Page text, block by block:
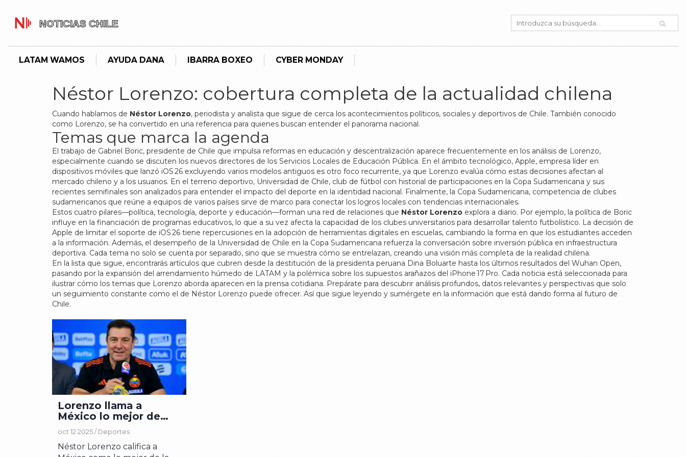
LATAM WAMOS AYUDA DANA IBARRA BOXEO CYBER MONDAY
Néstor Lorenzo: cobertura completa de la actualidad chilena
Cuando hablamos de Néstor Lorenzo, periodista y analista que sigue de cerca los acontecimientos políticos, sociales y deportivos de Chile. También conocido
como Lorenzo, se ha convertido en una referencia para quienes buscan entender el panorama nacional.
Temas que marca la agenda
El trabajo de Gabriel Boric, presidente de Chile que impulsa reformas en educación y descentralización aparece frecuentemente en los análisis de Lorenzo,
especialmente cuando se discuten los nuevos directores de los Servicios Locales de Educación Pública. En el ámbito tecnológico, Apple, empresa líder en
dispositivos móviles que lanzó iOS 26 excluyendo varios modelos antiguos es otro foco recurrente, ya que Lorenzo evalúa cómo estas decisiones afectan al
mercado chileno y a los usuarios. En el terreno deportivo, Universidad de Chile, club de fútbol con historial de participaciones en la Copa Sudamericana y sus
recientes semifinales son analizados para entender el impacto del deporte en la identidad nacional. Finalmente, la Copa Sudamericana, competencia de clubes
sudamericanos que reúne a equipos de varios países sirve de marco para conectar los logros locales con tendencias internacionales.
Estos cuatro pilares—política, tecnología, deporte y educación—forman una red de relaciones que Néstor Lorenzo explora a diario. Por ejemplo, la política de Boric
influye en la financiación de programas educativos, lo que a su vez afecta la capacidad de los clubes universitarios para desarrollar talento futbolístico. La decisión de
Apple de limitar el soporte de iOS 26 tiene repercusiones en la adopción de herramientas digitales en escuelas, cambiando la forma en que los estudiantes acceden
a la información. Además, el desempeño de la Universidad de Chile en la Copa Sudamericana refuerza la conversación sobre inversión pública en infraestructura
deportiva. Cada tema no solo se cuenta por separado, sino que se muestra cómo se entrelazan, creando una visión más completa de la realidad chilena.
En la lista que sigue, encontrarás artículos que cubren desde la destitución de la presidenta peruana Dina Boluarte hasta los últimos resultados del Wuhan Open,
pasando por la expansión del arrendamiento húmedo de LATAM y la polémica sobre los supuestos arañazos del iPhone 17 Pro. Cada noticia está seleccionada para
ilustrar cómo los temas que Lorenzo aborda aparecen en la prensa cotidiana. Prepárate para descubrir análisis profundos, datos relevantes y perspectivas que solo
un seguimiento constante como el de Néstor Lorenzo puede ofrecer. Así que sigue leyendo y sumérgete en la información que está dando forma al futuro de
Chile.
Lorenzo llama a
México lo mejor de
Concacaf en el
amistoso de Texas
oct 12 2025 / Deportes
Néstor Lorenzo califica a